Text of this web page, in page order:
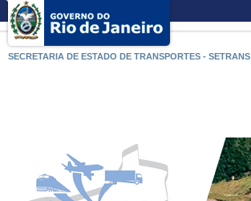
SECRETARIA DE ESTADO DE TRANSPORTES - SETRANS